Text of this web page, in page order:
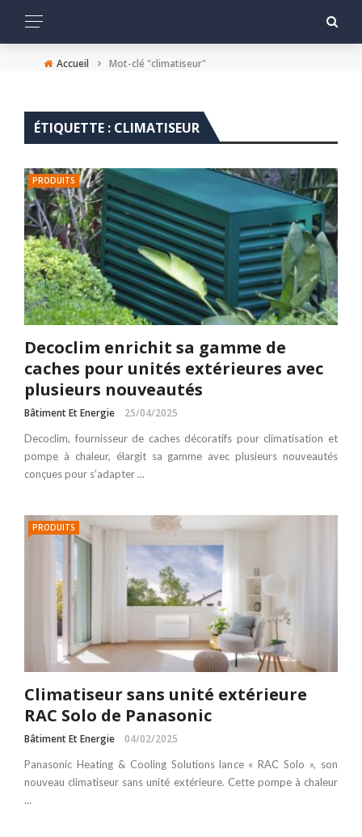
Accueil › Mot-clé "climatiseur"
ÉTIQUETTE : CLIMATISEUR
PRODUITS
Decoclim enrichit sa gamme de
caches pour unités extérieures avec
plusieurs nouveautés
Bâtiment Et Energie 25/04/2025
Decoclim, fournisseur de caches décoratifs pour climatisation et
pompe à chaleur, élargit sa gamme avec plusieurs nouveautés
conçues pour s’adapter ...
PRODUITS
Climatiseur sans unité extérieure
RAC Solo de Panasonic
Bâtiment Et Energie 04/02/2025
Panasonic Heating & Cooling Solutions lance « RAC Solo », son
nouveau climatiseur sans unité extérieure. Cette pompe à chaleur
...